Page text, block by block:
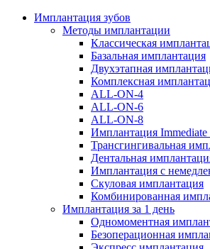
Имплантация зубов
Методы имплантации
Классическая
Базальная имплантация
Двухэтапная
Комплексная
ALL-ON-4
ALL-ON-6
ALL-ON-8
Имплантация Immediate
Трансгингивальная
Дентальная
Имплантация с
Скуловая имплантация
Комбинированная
Имплантация за 1 день
Одномоментная
Безоперационная